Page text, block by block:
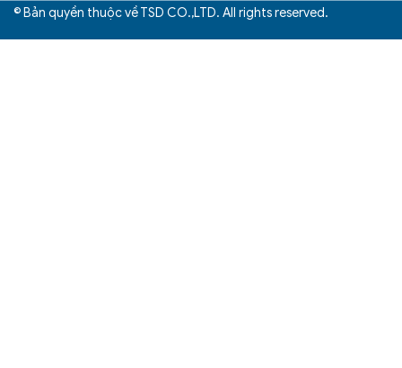
© Bản quyền thuộc về TSD CO.,LTD. All rights reserved.